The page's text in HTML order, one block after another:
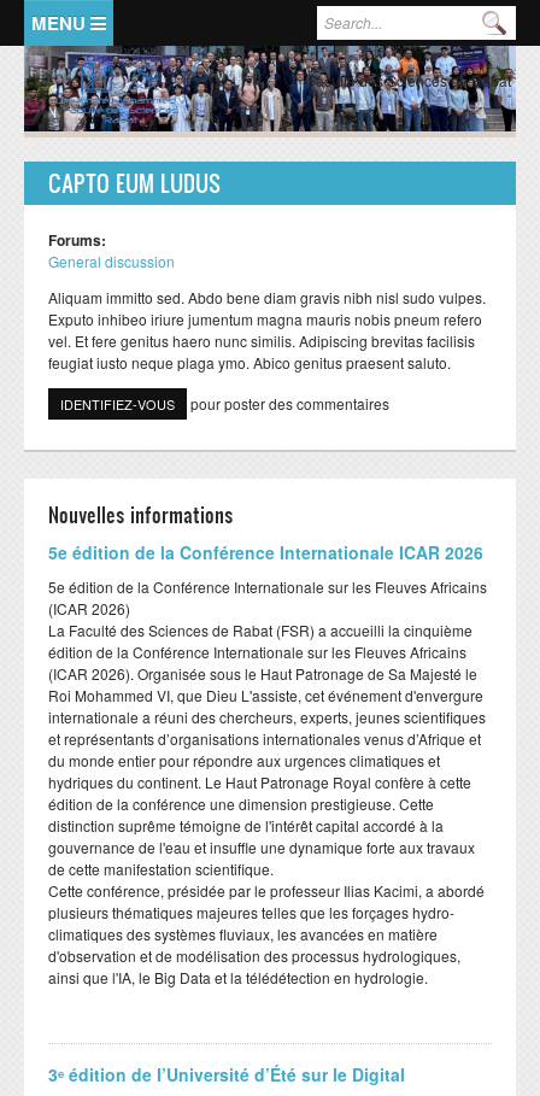
Formulaire de recherche
Faculté des Sciences de Rabat
ACCUEIL PRESENTATION
Doyen
Historique
Organisation Générale
FORMATIONS
LMD:mode d'emploi
Formation doctorat
Formation Continue
RECHERCHE
Domaines de recherche
Plateformes techniques
ESPACE ENSEIGNANTS
Livres et publications
ESPACE ETUDIANTS
COOPERATION
Cooperation nationale
Cooperation internationale
DEPARTEMENTS
Département BIOLOGIE
Département CHIMIE
Département GEOLOGIE
Département INFORMATIQUE
CONTACT
CAPTO EUM LUDUS
Forums:
General discussion
Aliquam immitto sed. Abdo bene diam gravis nibh nisl sudo vulpes.
Exputo inhibeo iriure jumentum magna mauris nobis pneum refero
vel. Et fere genitus haero nunc similis. Adipiscing brevitas facilisis
feugiat iusto neque plaga ymo. Abico genitus praesent saluto.
IDENTIFIEZ-VOUS pour poster des commentaires
Nouvelles informations
​5e édition de la Conférence Internationale ICAR 2026
​5e édition de la Conférence Internationale sur les Fleuves Africains
(ICAR 2026)
​La Faculté des Sciences de Rabat (FSR) a accueilli la cinquième
édition de la Conférence Internationale sur les Fleuves Africains
(ICAR 2026). Organisée sous le Haut Patronage de Sa Majesté le
Roi Mohammed VI, que Dieu L'assiste, cet événement d'envergure
internationale a réuni des chercheurs, experts, jeunes scientifiques
et représentants d’organisations internationales venus d’Afrique et
du monde entier pour répondre aux urgences climatiques et
hydriques du continent. Le Haut Patronage Royal confère à cette
édition de la conférence une dimension prestigieuse. Cette
distinction suprême témoigne de l'intérêt capital accordé à la
gouvernance de l'eau et insuffle une dynamique forte aux travaux
de cette manifestation scientifique.
​Cette conférence, présidée par le professeur Ilias Kacimi, a abordé
plusieurs thématiques majeures telles que les forçages hydro-
climatiques des systèmes fluviaux, les avancées en matière
d'observation et de modélisation des processus hydrologiques,
ainsi que l'IA, le Big Data et la télédétection en hydrologie.
3ᵉ édition de l’Université d’Été sur le Digital